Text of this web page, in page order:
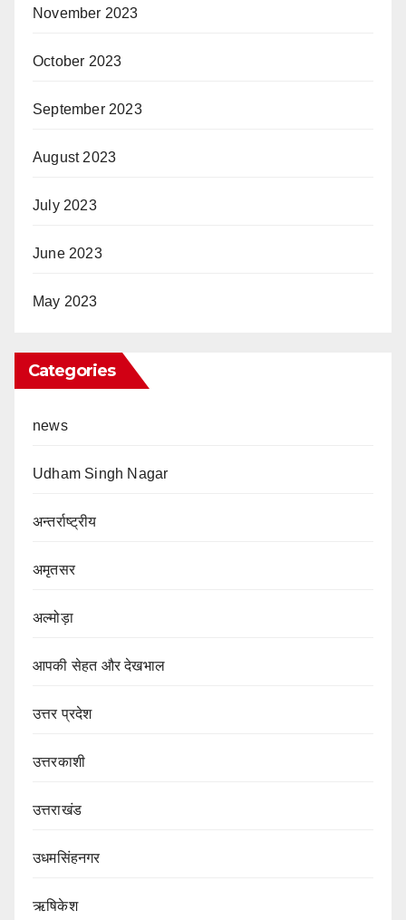
November 2023
October 2023
September 2023
August 2023
July 2023
June 2023
May 2023
Categories
news
Udham Singh Nagar
अन्तर्राष्ट्रीय
अमृतसर
अल्मोड़ा
आपकी सेहत और देखभाल
उत्तर प्रदेश
उत्तरकाशी
उत्तराखंड
उधमसिंहनगर
ऋषिकेश